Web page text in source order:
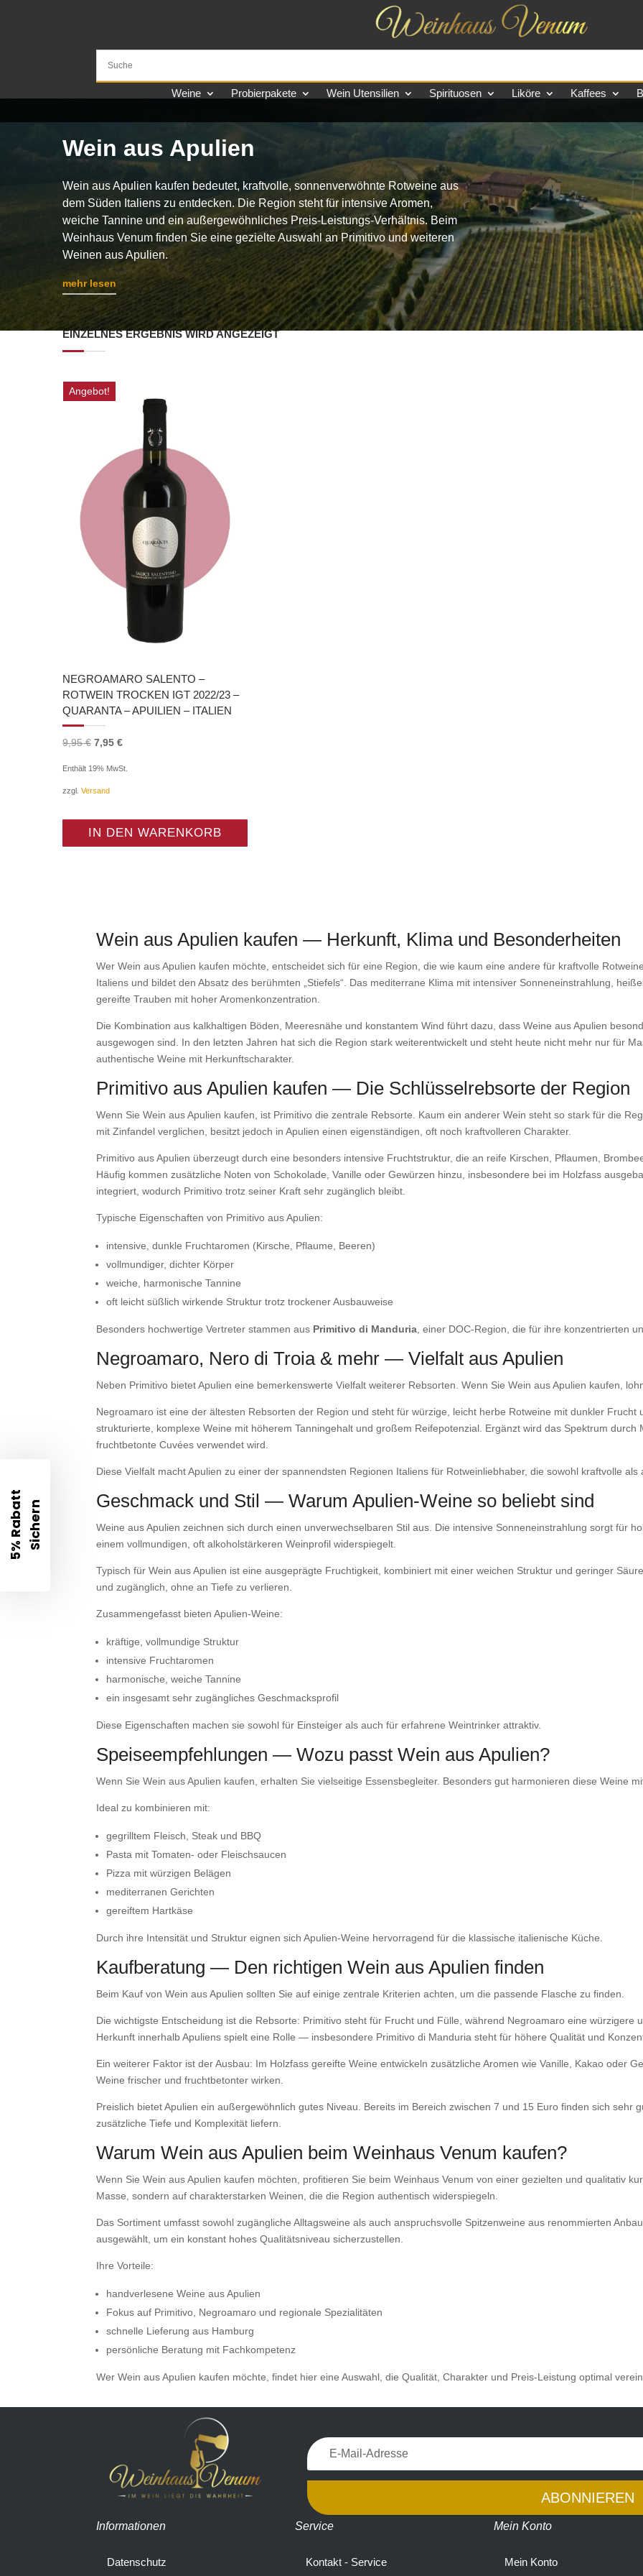
Weine Probierpakete Wein Utensilien Spirituosen Liköre Kaffees
Wein aus Apulien
Wein aus Apulien kaufen bedeutet, kraftvolle, sonnenverwöhnte Rotweine aus
dem Süden Italiens zu entdecken. Die Region steht für intensive Aromen,
weiche Tannine und ein außergewöhnliches Preis-Leistungs-Verhältnis. Beim
Weinhaus Venum finden Sie eine gezielte Auswahl an Primitivo und weiteren
Weinen aus Apulien.
mehr lesen
EINZELNES ERGEBNIS WIRD ANGEZEIGT
Angebot!
NEGROAMARO SALENTO –
ROTWEIN TROCKEN IGT 2022/23 –
QUARANTA – APUILIEN – ITALIEN
9,95€ Ursprünglicher
7,95 €Aktueller
Enthält 19% MwSt.
zzgl. Versand
IN DEN WARENKORB
Wein aus Apulien kaufen — Herkunft, Klima und Besonderheiten
Wer Wein aus Apulien kaufen möchte, entscheidet sich für eine Region, die wie kaum eine andere für kraftvolle
Italiens und bildet den Absatz des berühmten „Stiefels“. Das mediterrane Klima mit intensiver Sonneneinstrahlung,
gereifte Trauben mit hoher Aromenkonzentration.
Die Kombination aus kalkhaltigen Böden, Meeresnähe und konstantem Wind führt dazu, dass Weine aus Apulien
ausgewogen sind. In den letzten Jahren hat sich die Region stark weiterentwickelt und steht heute nicht mehr nur für
authentische Weine mit Herkunftscharakter.
Primitivo aus Apulien kaufen — Die Schlüsselrebsorte der Region
Wenn Sie Wein aus Apulien kaufen, ist Primitivo die zentrale Rebsorte. Kaum ein anderer Wein steht so stark für die
mit Zinfandel verglichen, besitzt jedoch in Apulien einen eigenständigen, oft noch kraftvolleren Charakter.
Primitivo aus Apulien überzeugt durch eine besonders intensive Fruchtstruktur, die an reife Kirschen, Pflaumen,
Häufig kommen zusätzliche Noten von Schokolade, Vanille oder Gewürzen hinzu, insbesondere bei im Holzfass
integriert, wodurch Primitivo trotz seiner Kraft sehr zugänglich bleibt.
Typische Eigenschaften von Primitivo aus Apulien:
intensive, dunkle Fruchtaromen (Kirsche, Pflaume, Beeren)
vollmundiger, dichter Körper
weiche, harmonische Tannine
oft leicht süßlich wirkende Struktur trotz trockener Ausbauweise
Besonders hochwertige Vertreter stammen aus Primitivo di Manduria , einer DOC-Region, die für ihre konzentrierten
Negroamaro, Nero di Troia & mehr — Vielfalt aus Apulien
Neben Primitivo bietet Apulien eine bemerkenswerte Vielfalt weiterer Rebsorten. Wenn Sie Wein aus Apulien kaufen,
Negroamaro ist eine der ältesten Rebsorten der Region und steht für würzige, leicht herbe Rotweine mit dunkler
strukturierte, komplexe Weine mit höherem Tanningehalt und großem Reifepotenzial. Ergänzt wird das Spektrum durch
fruchtbetonte Cuvées verwendet wird.
Diese Vielfalt macht Apulien zu einer der spannendsten Regionen Italiens für Rotweinliebhaber, die sowohl kraftvolle als
Geschmack und Stil — Warum Apulien-Weine so beliebt sind
Weine aus Apulien zeichnen sich durch einen unverwechselbaren Stil aus. Die intensive Sonneneinstrahlung sorgt für
einem vollmundigen, oft alkoholstärkeren Weinprofil widerspiegelt.
Typisch für Wein aus Apulien ist eine ausgeprägte Fruchtigkeit, kombiniert mit einer weichen Struktur und geringer
und zugänglich, ohne an Tiefe zu verlieren.
Zusammengefasst bieten Apulien-Weine:
kräftige, vollmundige Struktur
intensive Fruchtaromen
harmonische, weiche Tannine
ein insgesamt sehr zugängliches Geschmacksprofil
Diese Eigenschaften machen sie sowohl für Einsteiger als auch für erfahrene Weintrinker attraktiv.
Speiseempfehlungen — Wozu passt Wein aus Apulien?
Wenn Sie Wein aus Apulien kaufen, erhalten Sie vielseitige Essensbegleiter. Besonders gut harmonieren diese Weine
Ideal zu kombinieren mit:
gegrilltem Fleisch, Steak und BBQ
Pasta mit Tomaten- oder Fleischsaucen
Pizza mit würzigen Belägen
mediterranen Gerichten
gereiftem Hartkäse
Durch ihre Intensität und Struktur eignen sich Apulien-Weine hervorragend für die klassische italienische Küche.
Kaufberatung — Den richtigen Wein aus Apulien finden
Beim Kauf von Wein aus Apulien sollten Sie auf einige zentrale Kriterien achten, um die passende Flasche zu finden.
Die wichtigste Entscheidung ist die Rebsorte: Primitivo steht für Frucht und Fülle, während Negroamaro eine würzigere
Herkunft innerhalb Apuliens spielt eine Rolle — insbesondere Primitivo di Manduria steht für höhere Qualität und
Ein weiterer Faktor ist der Ausbau: Im Holzfass gereifte Weine entwickeln zusätzliche Aromen wie Vanille, Kakao oder
Weine frischer und fruchtbetonter wirken.
Preislich bietet Apulien ein außergewöhnlich gutes Niveau. Bereits im Bereich zwischen 7 und 15 Euro finden sich sehr
zusätzliche Tiefe und Komplexität liefern.
Warum Wein aus Apulien beim Weinhaus Venum kaufen?
Wenn Sie Wein aus Apulien kaufen möchten, profitieren Sie beim Weinhaus Venum von einer gezielten und qualitativ
Masse, sondern auf charakterstarken Weinen, die die Region authentisch widerspiegeln.
Das Sortiment umfasst sowohl zugängliche Alltagsweine als auch anspruchsvolle Spitzenweine aus renommierten
ausgewählt, um ein konstant hohes Qualitätsniveau sicherzustellen.
Ihre Vorteile:
handverlesene Weine aus Apulien
Fokus auf Primitivo, Negroamaro und regionale Spezialitäten
schnelle Lieferung aus Hamburg
persönliche Beratung mit Fachkompetenz
Wer Wein aus Apulien kaufen möchte, findet hier eine Auswahl, die Qualität, Charakter und Preis-Leistung optimal
ABONNIEREN
Informationen
Datenschutz
Service
Kontakt - Service
Mein Konto
Mein Konto
5
%
R
a
ba
t
t
S
i
c
h
e
rn